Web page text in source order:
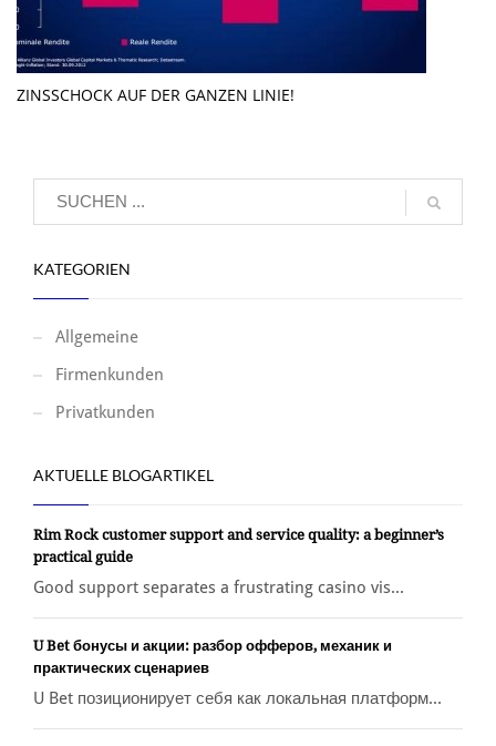
ZINSSCHOCK AUF DER GANZEN LINIE!
KATEGORIEN
Allgemeine
Firmenkunden
Privatkunden
AKTUELLE BLOGARTIKEL
Rim Rock customer support and service quality: a beginner’s
practical guide
Good support separates a frustrating casino vis...
U Bet бонусы и акции: разбор офферов, механик и
практических сценариев
U Bet позиционирует себя как локальная платформ...